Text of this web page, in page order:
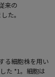
来の
た。
る細胞株を用い
た *1。細胞は